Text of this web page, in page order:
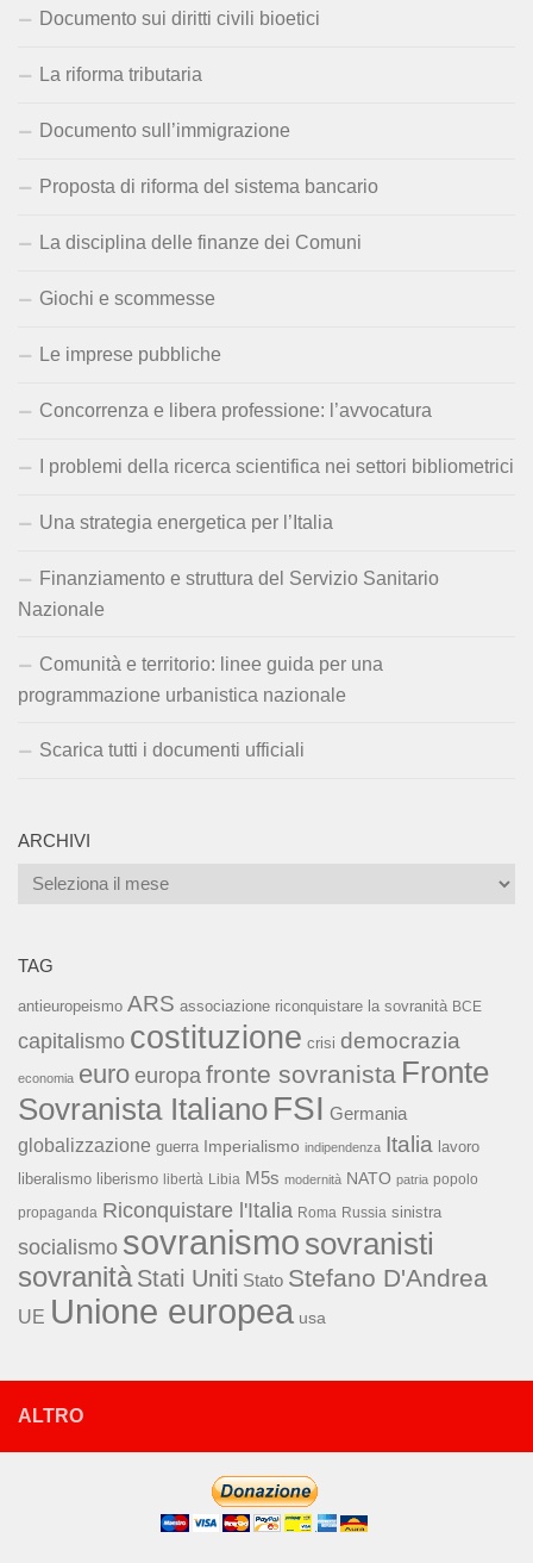
Documento sui diritti civili bioetici
La riforma tributaria
Documento sull’immigrazione
Proposta di riforma del sistema bancario
La disciplina delle finanze dei Comuni
Giochi e scommesse
Le imprese pubbliche
Concorrenza e libera professione: l’avvocatura
I problemi della ricerca scientifica nei settori bibliometrici
Una strategia energetica per l’Italia
Finanziamento e struttura del Servizio Sanitario
Nazionale
Comunità e territorio: linee guida per una
programmazione urbanistica nazionale
Scarica tutti i documenti ufficiali
ARCHIVI
Archivi
TAG
antieuropeismo ARS associazione riconquistare la sovranità BCE
capitalismo costituzione crisi democrazia
economia euro europa fronte sovranista Fronte
Sovranista Italiano FSI Germania
globalizzazione guerra Imperialismo indipendenza Italia lavoro
liberalismo liberismo libertà Libia M5s modernità NATO patria popolo
propaganda Riconquistare l'Italia Roma Russia sinistra
socialismo sovranismo sovranisti
sovranità Stati Uniti Stato Stefano D'Andrea
UE Unione europea usa
ALTRO